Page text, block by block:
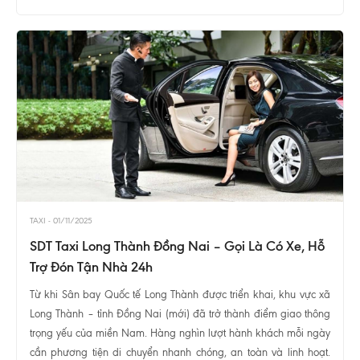
TAXI - 01/11/2025
SDT Taxi Long Thành Đồng Nai – Gọi Là Có Xe, Hỗ
Trợ Đón Tận Nhà 24h
Từ khi Sân bay Quốc tế Long Thành được triển khai, khu vực xã
Long Thành – tỉnh Đồng Nai (mới) đã trở thành điểm giao thông
trọng yếu của miền Nam. Hàng nghìn lượt hành khách mỗi ngày
cần phương tiện di chuyển nhanh chóng, an toàn và linh hoạt.